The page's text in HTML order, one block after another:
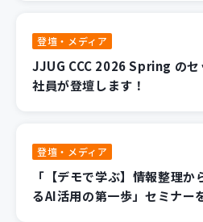
登壇・メディア
JJUG CCC 2026 Spring のセ
社員が登壇します！
登壇・メディア
「【デモで学ぶ】情報整理
るAI活用の第一歩」セミナー